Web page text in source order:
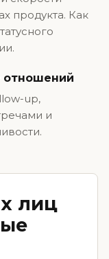
продукта. Как
отношений
up,
и
лиц